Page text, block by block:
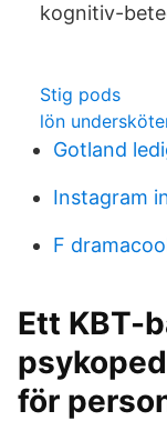
kognitiv-
Stig pods
lön
Gotland
Instagram
F
Ett KBT-
för